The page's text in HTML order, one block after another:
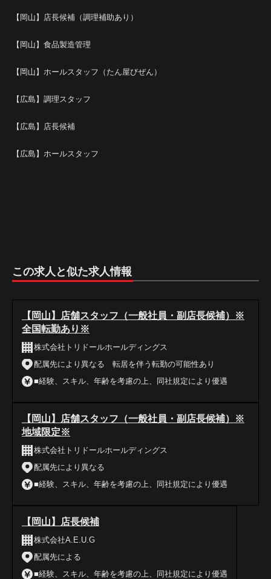
【岡山】店長候補（調理補助あり）
【岡山】食品製造管理
【岡山】ホールスタッフ（たん屋びぜん）
【広島】調理スタッフ
【広島】店長候補
【広島】ホールスタッフ
この求人と似た求人情報
【岡山】店舗スタッフ（一般社員・副店長候補）※
全国転勤あり※
株式会社トリドールホールディングス
配属先により異なる 転居を伴う転勤の可能性あり
■経験、スキル、年齢を考慮の上、同社規定により優遇
【岡山】店舗スタッフ（一般社員・副店長候補）※
地域限定※
株式会社トリドールホールディングス
配属先により異なる
■経験、スキル、年齢を考慮の上、同社規定により優遇
【岡山】店長候補
株式会社A.E.U.G
配属先による
■経験、スキル、年齢を考慮の上、同社規定により優遇